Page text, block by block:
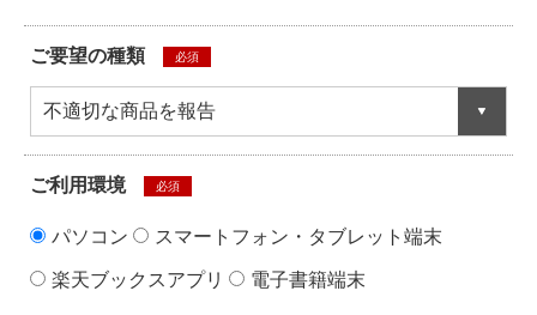
ご要望の種類 必須
不適切な商品を報告
ご利用環境 必須
パソコン スマートフォン・タブレット端末
楽天ブックスアプリ 電子書籍端末